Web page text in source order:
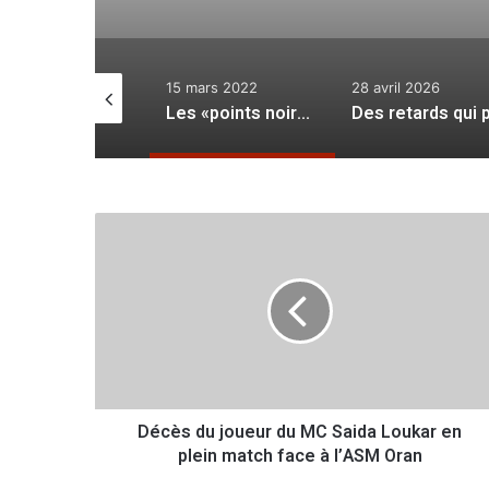
15 mars 2022
Les «points noirs» qui gangrènent le cadre urbain
28 avril 2026
o
Décès du joueur du MC Saida Loukar en
plein match face à l’ASM Oran